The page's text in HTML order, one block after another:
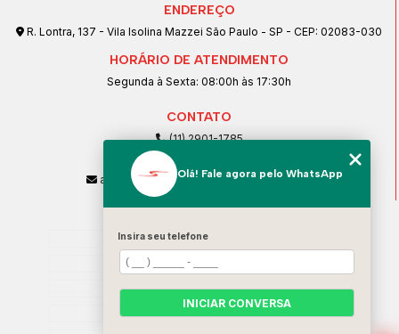
ENDEREÇO
R. Lontra, 137 - Vila Isolina Mazzei São Paulo - SP - CEP: 02083-030
HORÁRIO DE ATENDIMENTO
Segunda à Sexta: 08:00h às 17:30h
CONTATO
(11) 2901-1785
(11) 99239-1832
atendimento@santeccopiadoras.com.br
Home
Empresa
SERVIÇOS
Contato
Olá! Fale agora pelo WhatsApp
Insira seu telefone
INICIAR CONVERSA